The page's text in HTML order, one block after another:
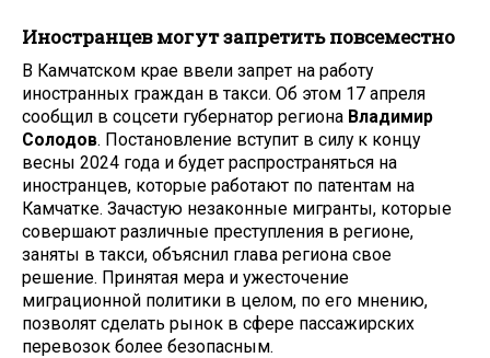
Иностранцев могут запретить повсеместно
В Камчатском крае ввели запрет на работу
иностранных граждан в такси. Об этом 17 апреля
сообщил в соцсети губернатор региона Владимир
Солодов. Постановление вступит в силу к концу
весны 2024 года и будет распространяться на
иностранцев, которые работают по патентам на
Камчатке. Зачастую незаконные мигранты, которые
совершают различные преступления в регионе,
заняты в такси, объяснил глава региона свое
решение. Принятая мера и ужесточение
миграционной политики в целом, по его мнению,
позволят сделать рынок в сфере пассажирских
перевозок более безопасным.